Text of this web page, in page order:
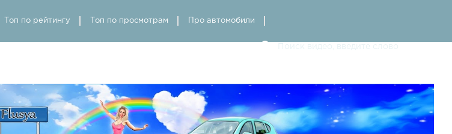
Топ по рейтингу Топ по просмотрам Про автомобили